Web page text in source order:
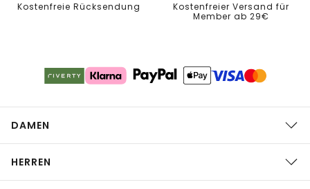
Kostenfreie Rücksendung
Kostenfreier Versand für
Member ab 29€
DAMEN
HERREN